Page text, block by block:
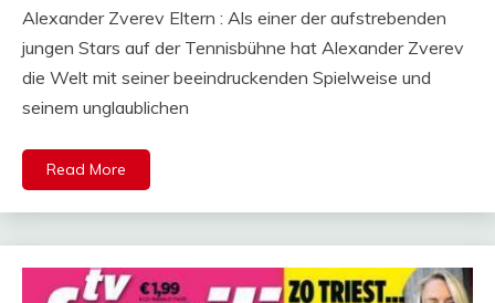
Alexander Zverev Eltern : Als einer der aufstrebenden
jungen Stars auf der Tennisbühne hat Alexander Zverev
die Welt mit seiner beeindruckenden Spielweise und
seinem unglaublichen
Read More